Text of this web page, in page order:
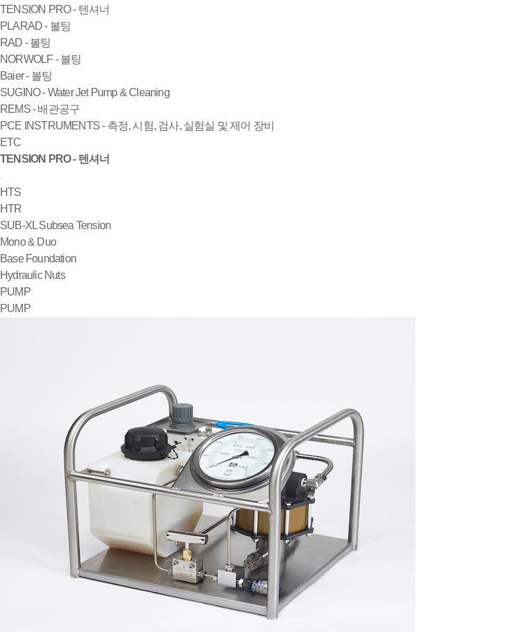
TENSION PRO - 텐셔너
PLARAD - 볼팅
RAD - 볼팅
NORWOLF - 볼팅
Baier - 볼팅
SUGINO - Water Jet Pump & Cleaning
REMS - 배관공구
PCE INSTRUMENTS - 측정, 시험, 검사, 실험실 및 제어 장비
ETC
TENSION PRO - 텐셔너
HTS
HTR
SUB-XL Subsea Tension
Mono & Duo
Base Foundation
Hydraulic Nuts
PUMP
PUMP